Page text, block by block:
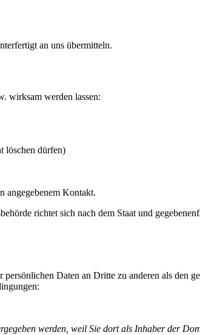
an uns übermitteln.
wirksam werden lassen:
löschen dürfen)
angegebenem Kontakt.
richtet sich nach dem Staat und
Daten an Dritte zu anderen als den
werden, weil Sie dort als Inhaber der